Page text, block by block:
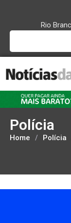
Rio
Polícia
Home / Polícia